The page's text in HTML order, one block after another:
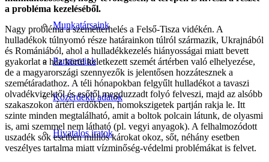
Munkatársaink
Partnereink
Közérdekű adatok
Hivatalos iratok
a probléma kezeléséből.
Nagy probléma a szemétterhelés a Felső-Tisza vidékén. A
hulladékok túlnyomó része határainkon túlról származik, Ukrajnából
és Romániából, ahol a hulladékkezelés hiányosságai miatt bevett
gyakorlat a ház körül keletkezett szemét ártérben való elhelyezése,
de a magyarországi szennyezők is jelentősen hozzátesznek a
szemétáradathoz. A téli hónapokban felgyűlt hulladékot a tavaszi
olvadékvizektől és esőtől megduzzadt folyó felveszi, majd az alsóbb
szakaszokon ártéri erdőkben, homokszigetek partján rakja le. Itt
szinte minden megtalálható, amit a boltok polcain látunk, de olyasmi
is, ami szemmel nem látható (pl. vegyi anyagok). A felhalmozódott
uszadék sok esetben milliós károkat okoz, sőt, néhány esetben
veszélyes tartalma miatt vízminőség-védelmi problémákat is felvet.